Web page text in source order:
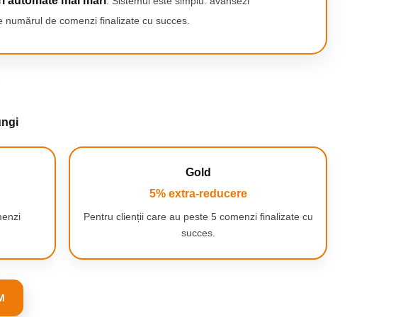
numărul de comenzi finalizate cu succes.
Gold
5% extra-reducere
Pentru clienții care au peste 5 comenzi finalizate cu
succes.